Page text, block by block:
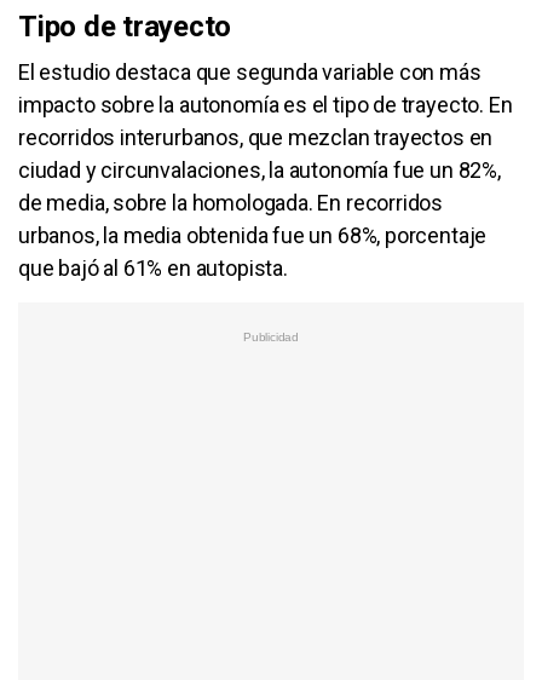
Tipo de trayecto
El estudio destaca que segunda variable con más
impacto sobre la autonomía es el tipo de trayecto. En
recorridos interurbanos, que mezclan trayectos en
ciudad y circunvalaciones, la autonomía fue un 82%,
de media, sobre la homologada. En recorridos
urbanos, la media obtenida fue un 68%, porcentaje
que bajó al 61% en autopista.